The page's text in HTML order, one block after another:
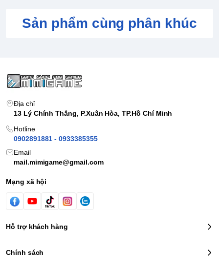
Sản phẩm cùng phân khúc
Địa chỉ
13 Lý Chính Thắng, P.Xuân Hòa, TP.Hồ Chí Minh
Hotline
0902891881 - 0933385355
Email
mail.mimigame@gmail.com
Mạng xã hội
Hỗ trợ khách hàng
Chính sách